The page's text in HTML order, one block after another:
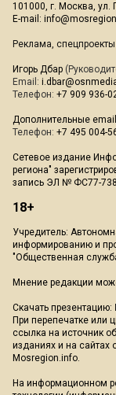
101000, г. Москва, ул.
E-mail:
Реклама,
Игорь Дбар
Email:
Телефон: +7 909 936-
Дополнительные
Телефон: +7 495 004-
Сетевое издание
региона"
запись ЭЛ № ФС77-
18+
Учредитель:
информированию и
"Общественная
Мнение редакции
Скачать презентацию:
При перепечатке или
ссылка на источник
изданиях и на сайтах
Mosregion.info.
На информационном